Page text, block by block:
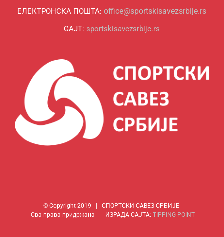
ЕЛЕКТРОНСКА ПОШТА: office@sportskisavezsrbije.rs
САЈТ: sportskisavezsrbije.rs
© Copyright 2019 | СПОРТСКИ САВЕЗ СРБИЈЕ
Сва права придржана | ИЗРАДА САЈТА: TIPPING POINT